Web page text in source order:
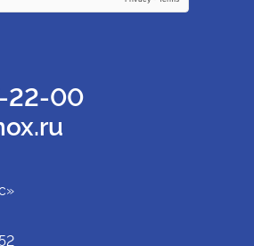
22-00